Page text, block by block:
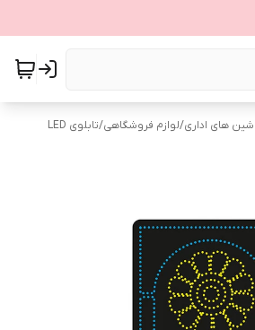
های اداری/لوازم فروشگاهی/تابلوی LED